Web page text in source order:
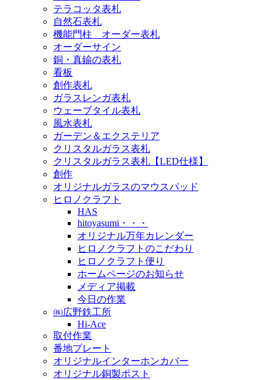
テラコッタ表札
自然石表札
機能門柱 オーダー表札
オーダーサイン
銅・真鍮の表札
看板
創作表札
ガラスレンガ表札
ウェーブタイル表札
風水表札
ガーデン＆エクステリア
クリスタルガラス表札
クリスタルガラス表札【LED仕様】
創作
オリジナルガラスのマウスパッド
ヒロノクラフト
HAS
hitoyasumi・・・
オリジナル万年カレンダー
ヒロノクラフトのこだわり
ヒロノクラフト便り
ホームページのお知らせ
メディア掲載
今日の作業
㈱広野鉄工所
Hi-Ace
取付作業
番地プレート
オリジナルインターホンカバー
オリジナル銅製ポスト